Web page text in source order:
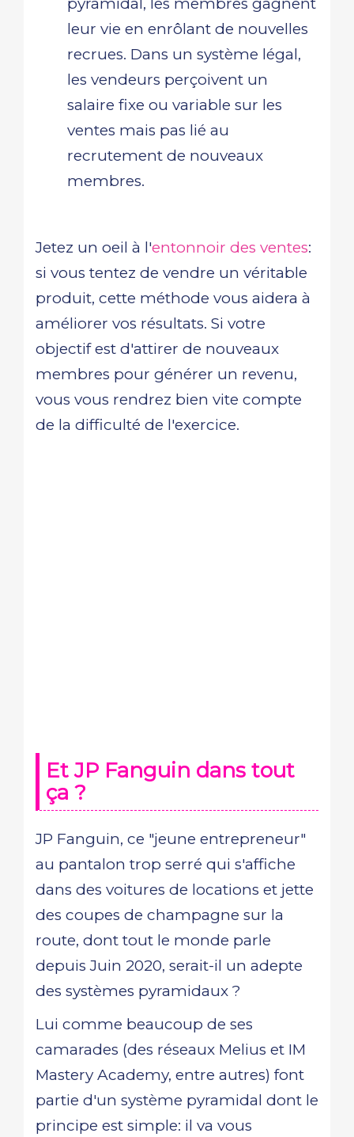
leur vie en enrôlant de nouvelles
recrues. Dans un système légal,
les vendeurs perçoivent un
salaire fixe ou variable sur les
ventes mais pas lié au
recrutement de nouveaux
membres.
Jetez un oeil à l'entonnoir des ventes:
si vous tentez de vendre un véritable
produit, cette méthode vous aidera à
améliorer vos résultats. Si votre
objectif est d'attirer de nouveaux
membres pour générer un revenu,
vous vous rendrez bien vite compte
de la difficulté de l'exercice.
Et JP Fanguin dans tout
ça ?
JP Fanguin, ce "jeune entrepreneur"
au pantalon trop serré qui s'affiche
dans des voitures de locations et jette
des coupes de champagne sur la
route, dont tout le monde parle
depuis Juin 2020, serait-il un adepte
des systèmes pyramidaux ?
Lui comme beaucoup de ses
camarades (des réseaux Melius et IM
Mastery Academy, entre autres) font
partie d'un système pyramidal dont le
principe est simple: il va vous